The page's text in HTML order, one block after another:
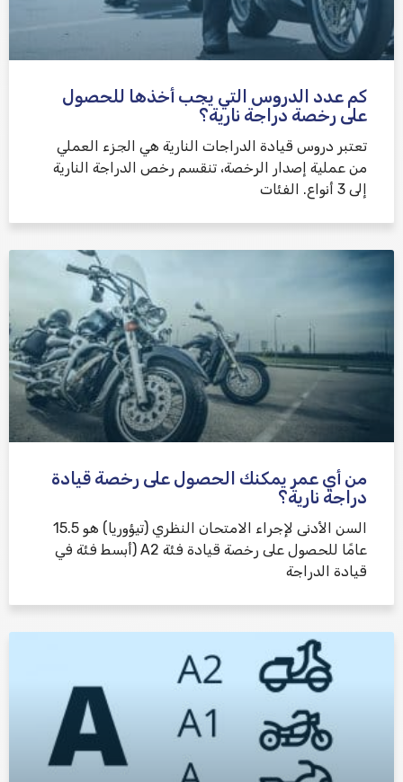
كم عدد الدروس التي يجب أخذها للحصول
على رخصة دراجة نارية؟
تعتبر دروس قيادة الدراجات النارية هي الجزء العملي
من عملية إصدار الرخصة، تنقسم رخص الدراجة النارية
إلى 3 أنواع. الفئات
من أي عمر يمكنك الحصول على رخصة قيادة
دراجة نارية؟
السن الأدنى لإجراء الامتحان النظري (تيؤوريا) هو 15.5
عامًا للحصول على رخصة قيادة فئة A2 (أبسط فئة في
قيادة الدراجة